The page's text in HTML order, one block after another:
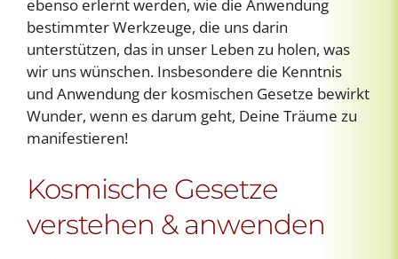
ebenso erlernt werden, wie die Anwendung
bestimmter Werkzeuge, die uns darin
unterstützen, das in unser Leben zu holen, was
wir uns wünschen. Insbesondere die Kenntnis
und Anwendung der kosmischen Gesetze bewirkt
Wunder, wenn es darum geht, Deine Träume zu
manifestieren!
Kosmische Gesetze
verstehen & anwenden